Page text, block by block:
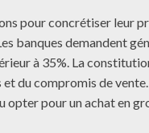
pour concrétiser leur
banques demandent
à 35%. La
du compromis de
pour un achat en